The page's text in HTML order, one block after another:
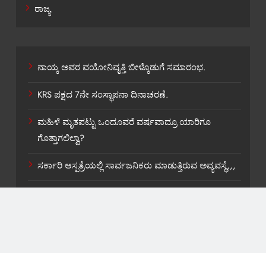
ರಾಜ್ಯ
ನಾಯ್ಕ ಅವರ ವಯೋನಿವೃತ್ತಿ ಬೀಳ್ಕೊಡುಗೆ ಸಮಾರಂಭ.
KRS ಪಕ್ಷದ 7ನೇ ಸಂಸ್ಥಾಪನಾ ದಿನಾಚರಣೆ.
ಮಹಿಳೆ ಮೃತಪಟ್ಟು ಒಂದೂವರೆ ವರ್ಷವಾದ್ರೂ ಯಾರಿಗೂ
ಗೊತ್ತಾಗಲಿಲ್ವಾ?
ಸರ್ಕಾರಿ ಆಸ್ಪತ್ರೆಯಲ್ಲಿ ಸಾರ್ವಜನಿಕರು ಮಾಡುತ್ತಿರುವ ಅವ್ಯವಸ್ಥೆ,,,